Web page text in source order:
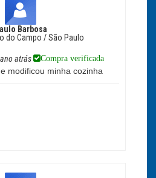
Barbosa
do Campo / São Paulo
atrás Compra verificada
modificou minha cozinha